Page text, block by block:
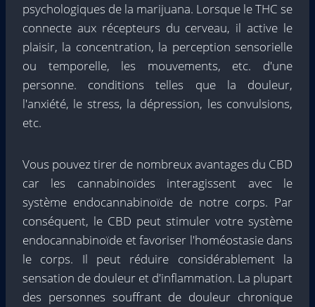
psychologiques de la marijuana. Lorsque le THC se
connecte aux récepteurs du cerveau, il active le
plaisir, la concentration, la perception sensorielle
ou temporelle, les mouvements, etc. d'une
personne. conditions telles que la douleur,
l'anxiété, le stress, la dépression, les convulsions,
etc.
Vous pouvez tirer de nombreux avantages du CBD
car les cannabinoïdes interagissent avec le
système endocannabinoïde de notre corps. Par
conséquent, le CBD peut stimuler votre système
endocannabinoïde et favoriser l'homéostasie dans
le corps. Il peut réduire considérablement la
sensation de douleur et d'inflammation. La plupart
des personnes souffrant de douleur chronique